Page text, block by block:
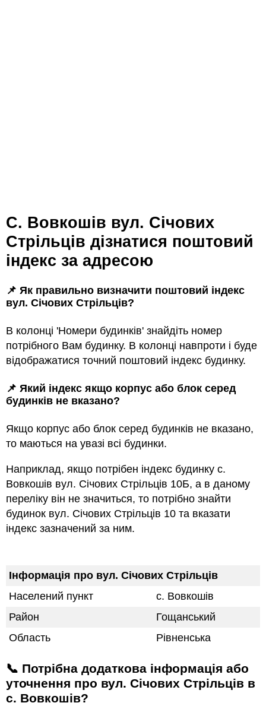
с. Вовкошів вул. Січових
Стрільців дізнатися поштовий
індекс за адресою
📌 Як правильно визначити поштовий індекс
вул. Січових Стрільців?
В колонці 'Номери будинків' знайдіть номер
потрібного Вам будинку. В колонці навпроти і буде
відображатися точний поштовий індекс будинку.
📌 Який індекс якщо корпус або блок серед
будинкiв не вказано?
Якщо корпус або блок серед будинкiв не вказано,
то маються на увазi всi будинки.
Наприклад, якщо потрiбен індекс будинку с.
Вовкошів вул. Січових Стрільців 10Б, а в даному
переліку він не значиться, то потрібно знайти
будинок вул. Січових Стрільців 10 та вказати
індекс зазначений за ним.
Інформація про вул. Січових Стрільців
Населений пункт
с. Вовкошів
Район
Гощанський
Область
Рівненська
📞 Потрібна додаткова інформація або
уточнення про вул. Січових Стрільців в
с. Вовкошів?